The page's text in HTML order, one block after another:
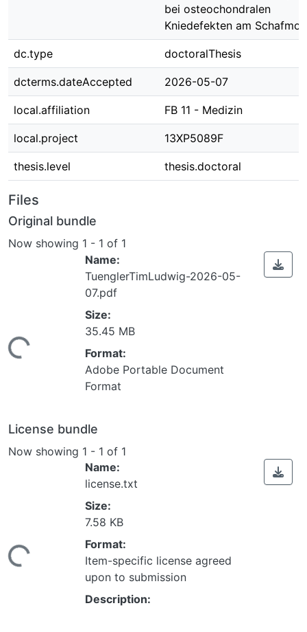
bei osteochondralen
Kniedefekten am
dc.type doctoralThesis
dcterms.dateAccepted 2026-05-07
local.affiliation FB 11 - Medizin
local.project 13XP5089F
thesis.level thesis.doctoral
Files
Original bundle
Now showing 1 - 1 of 1
Name:
TuenglerTimLudwig-2026-05-
07.pdf
Size:
35.45 MB
Format:
Adobe Portable Document
Format
License bundle
Now showing 1 - 1 of 1
Name:
license.txt
Size:
7.58 KB
Format:
Item-specific license agreed
upon to submission
Description: